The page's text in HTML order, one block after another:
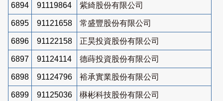
6894 91119864 紫綺股份有限公司
6895 91121658 常盛豐股份有限公司
6896 91122158 正昊投資股份有限公司
6897 91124114 德蒔投資股份有限公司
6898 91124796 裕承實業股份有限公司
6899 91125036 楙彬科技股份有限公司